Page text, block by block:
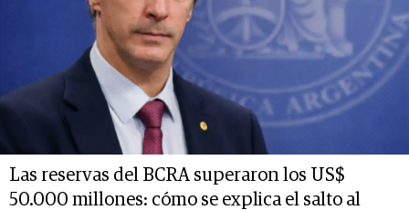
Las reservas del BCRA superaron los US$
50.000 millones: cómo se explica el salto al